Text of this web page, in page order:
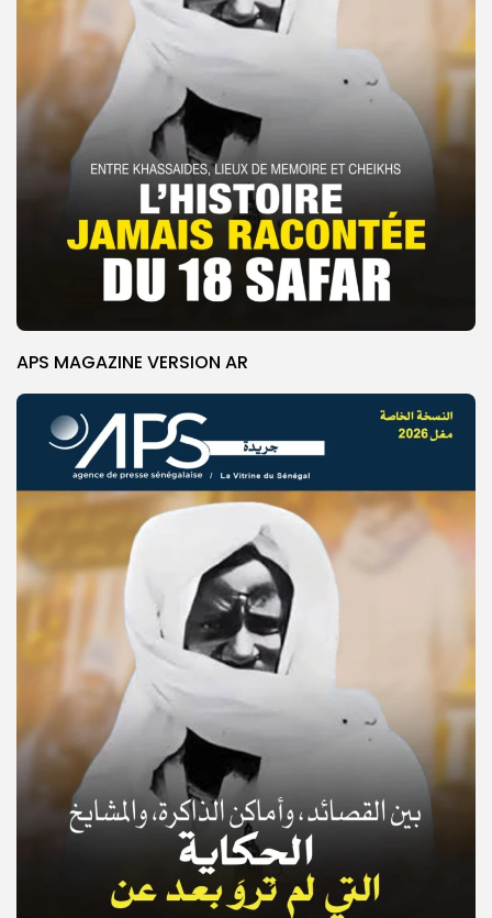
© Copyright 2025, APS
APS MAGAZINE VERSION AR